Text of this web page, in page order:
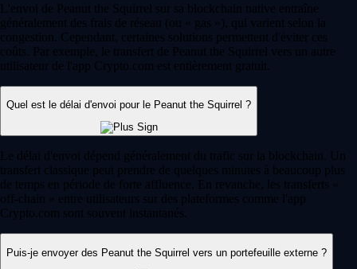
L'envoi de Peanut the Squirrel sur sa blockchain native entraîne
généralement des frais de réseau (ou « gas »), qui varient selon la
congestion. Cependant, certaines solutions permettent d'éviter ces
coûts. Par exemple, le transfert de Peanut the Squirrel vers un autre
utilisateur de l'app Crypto.com est entièrement gratuit.
Quel est le délai d'envoi pour le Peanut the Squirrel ?
Le délai d'envoi dépend généralement du trafic sur la blockchain. Un
transfert classique peut prendre de quelques minutes à beaucoup plus
de temps en période de forte affluence. En revanche, les transferts «
off-chain » entre utilisateurs sur des plateformes comme l'app
Crypto.com sont souvent instantanés.
Puis-je envoyer des Peanut the Squirrel vers un portefeuille externe ?